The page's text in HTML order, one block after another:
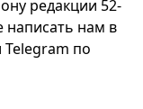
редакции 52-
написать нам в
по